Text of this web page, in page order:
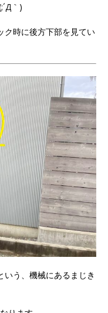
｀)
ク時に後方下部を見てい
う、機械にあるまじき